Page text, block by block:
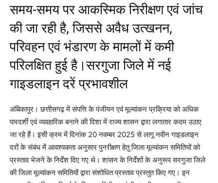
समय-समय पर आकस्मिक निरीक्षण एवं जांच
की जा रही है, जिससे अवैध उत्खनन,
परिवहन एवं भंडारण के मामलों में कमी
परिलक्षित हुई है।सरगुजा जिले में नई
गाइडलाइन दरें प्रभावशील
अंबिकापुर। छत्तीसगढ़ में संपत्ति के पंजीयन एवं मूल्यांकन प्रक्रिया को अधिक
पारदर्शी एवं व्यवहारिक बनाने की दिशा में राज्य शासन द्वारा लगातार कदम उठाए
जा रहे हैं। इसी क्रम में दिनांक 20 नवम्बर 2025 से लागू नवीन गाइडलाइन
दरों के संबंध में आवश्यकता अनुसार पुनरीक्षण हेतु जिला मूल्यांकन समितियों को
प्रस्ताव भेजने के निर्देश दिए गए थे। शासन के निर्देशों के अनुरूप सरगुजा जिले
की जिला मूल्यांकन समितियों द्वारा संशोधित प्रस्ताव प्रस्तुत किए गए। इन